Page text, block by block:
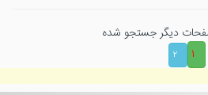
دیگر جستجو شده
۱
۲